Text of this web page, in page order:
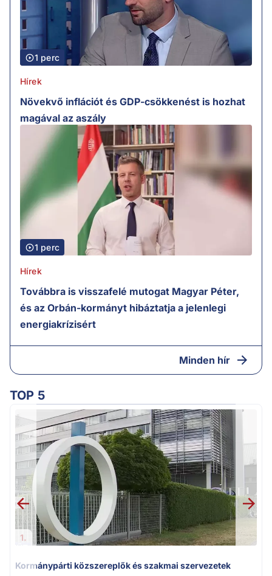
1 perc
Hírek
Növekvő inflációt és GDP-csökkenést is hozhat
magával az aszály
1 perc
Hírek
Továbbra is visszafelé mutogat Magyar Péter,
és az Orbán-kormányt hibáztatja a jelenlegi
energiakrízisért
Minden hír
TOP 5
1.
Kormánypárti közszereplők és szakmai szervezetek